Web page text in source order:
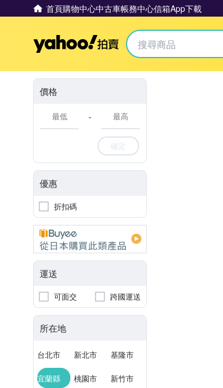
首頁購物中心中古車帳務中心信箱App下載
Yahoo拍賣
價格
-
確定
優惠
折扣碼
運送
可面交 跨國運送
所在地
台北市 新北市 基隆市
宜蘭縣 桃園市 新竹市